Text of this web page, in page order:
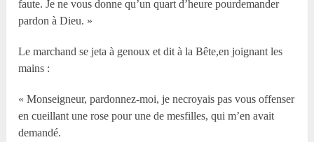
faute. Je ne vous donne qu’un quart d’heure pourdemander
pardon à Dieu. »
Le marchand se jeta à genoux et dit à la Bête,en joignant les
mains :
« Monseigneur, pardonnez-moi, je necroyais pas vous offenser
en cueillant une rose pour une de mesfilles, qui m’en avait
demandé.